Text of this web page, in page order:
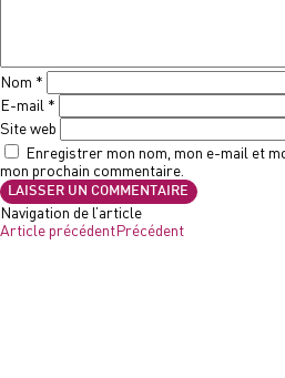
Nom *
E-mail *
Site web
Enregistrer mon nom, mon e-mail et
mon prochain commentaire.
Navigation de l’article
Article précédentPrécédent